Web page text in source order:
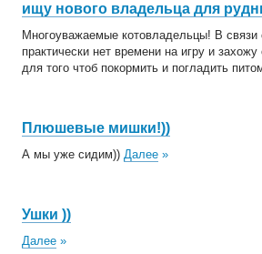
ищу нового владельца для
Многоуважаемые котовладельцы! В связи
практически нет времени на игру и
для того чтоб покормить и погладить
Плюшевые мишки!))
А мы уже сидим))Далее »
Ушки ))
Далее »